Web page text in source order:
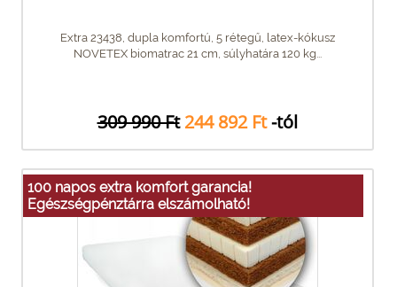
Extra 23438, dupla komfortú, 5 rétegű, latex-kókusz
NOVETEX biomatrac 21 cm, súlyhatára 120 kg...
309 990 Ft 244 892 Ft-tól
100 napos extra komfort garancia!
Egészségpénztárra elszámolható!